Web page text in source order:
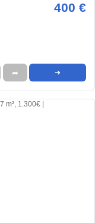
400 €
➦ ➜